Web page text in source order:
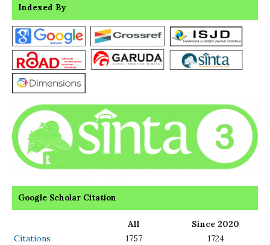
Indexed By
Google Scholar Citation
All
Since 2020
Citations
1757
1724